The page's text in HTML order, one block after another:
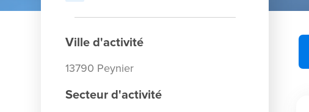
Ville d'activité
13790 Peynier
Secteur d'activité